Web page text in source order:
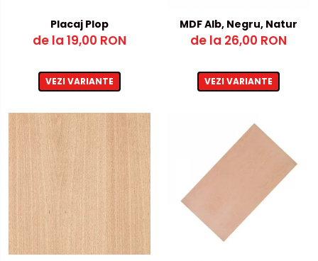
PET-G
Transparent
Produs Configurabil
Placaj Plop
de la 19,00 RON
VEZI VARIANTE
MDF Alb, Negru, Natur
de la 26,00 RON
VEZI VARIANTE